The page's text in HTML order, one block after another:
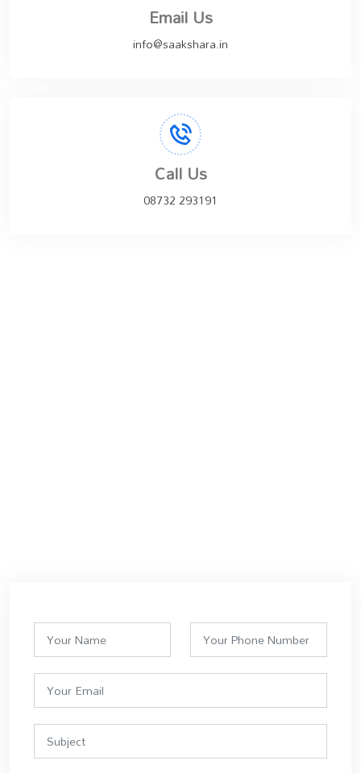
Email Us
info@saakshara.in
Call Us
08732 293191